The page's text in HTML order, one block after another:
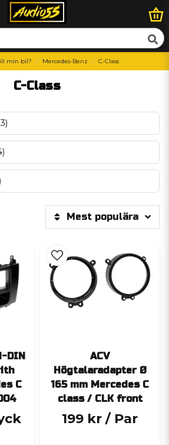
min bil? Mercedes-Benz C-Class
C-Class
Mest populära
DIN
C
ACV
Högtalaradapter Ø
165 mm Mercedes C
class / CLK front
199 kr / Par